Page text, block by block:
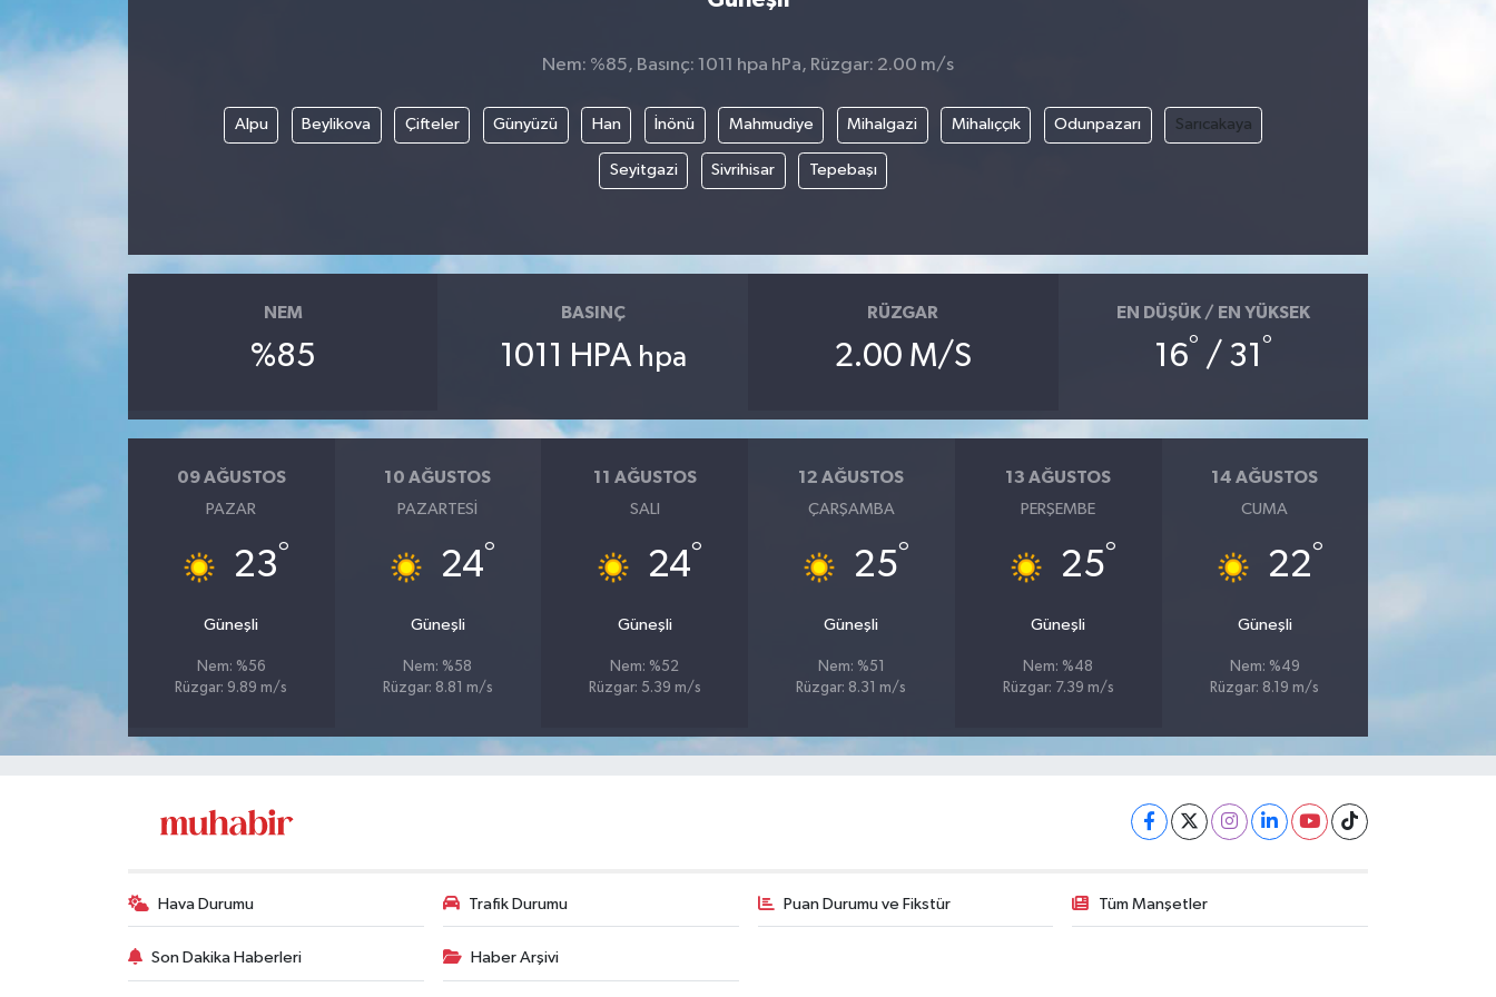
Nem: %85, Basınç: 1011 hpa hPa, Rüzgar: 2.00 m/s
Alpu Beylikova Çifteler Günyüzü Han İnönü Mahmudiye Mihalgazi Mihalıççık Odunpazarı Sarıcakaya
Seyitgazi Sivrihisar Tepebaşı
NEM
%85
BASINÇ
1011 HPA hpa
RÜZGAR
2.00 M/S
EN DÜŞÜK / EN YÜKSEK
16° / 31°
09 AĞUSTOS
PAZAR
23°
Güneşli
Nem: %56
Rüzgar: 9.89 m/s
10 AĞUSTOS
PAZARTESI
24°
Güneşli
Nem: %58
Rüzgar: 8.81 m/s
11 AĞUSTOS
SALI
24°
Güneşli
Nem: %52
Rüzgar: 5.39 m/s
12 AĞUSTOS
ÇARŞAMBA
25°
Güneşli
Nem: %51
Rüzgar: 8.31 m/s
13 AĞUSTOS
PERŞEMBE
25°
Güneşli
Nem: %48
Rüzgar: 7.39 m/s
14 AĞUSTOS
CUMA
22°
Güneşli
Nem: %49
Rüzgar: 8.19 m/s
Hava Durumu Trafik Durumu Puan Durumu ve Fikstür Tüm Manşetler
Son Dakika Haberleri Haber Arşivi